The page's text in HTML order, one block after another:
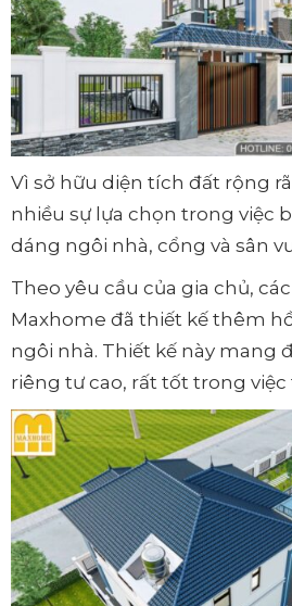
Vì sở hữu diện tích đất rộng
nhiều sự lựa chọn trong việc
dáng ngôi nhà, cổng và sân
Theo yêu cầu của gia chủ,
Maxhome đã thiết kế thêm
ngôi nhà. Thiết kế này mang
riêng tư cao, rất tốt trong việc